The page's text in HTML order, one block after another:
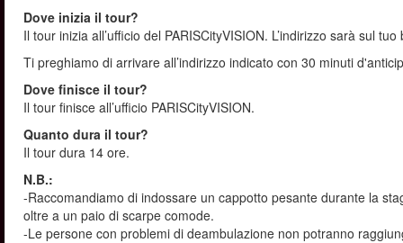
Dove inizia il tour?
Il tour inizia all’ufficio del PARISCityVISION. L’indirizzo sarà sul
Ti preghiamo di arrivare all’indirizzo indicato con 30 minuti
Dove finisce il tour?
Il tour finisce all’ufficio PARISCityVISION.
Quanto dura il tour?
Il tour dura 14 ore.
N.B.:
-Raccomandiamo di indossare un cappotto pesante durante la
oltre a un paio di scarpe comode.
-Le persone con problemi di deambulazione non potranno